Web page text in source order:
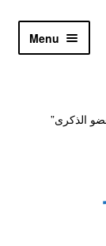
Menu
الذكرى”